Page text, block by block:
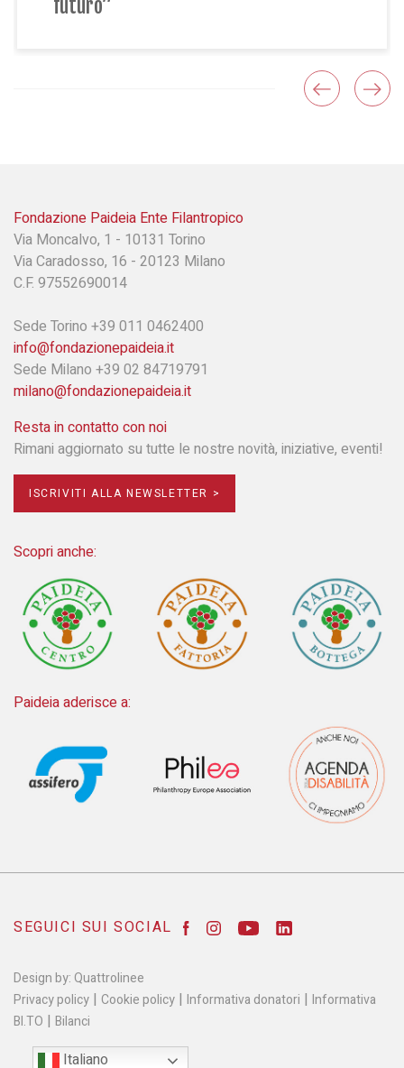
Fondazione Paideia Ente Filantropico
Via Moncalvo, 1 - 10131 Torino
Via Caradosso, 16 - 20123 Milano
C.F. 97552690014
Sede Torino +39 011 0462400
info@fondazionepaideia.it
Sede Milano +39 02 84719791
milano@fondazionepaideia.it
Resta in contatto con noi
Rimani aggiornato su tutte le nostre novità, iniziative, eventi!
ISCRIVITI ALLA NEWSLETTER >
Scopri anche:
Paideia aderisce a:
SEGUICI SUI SOCIAL
Design by: Quattrolinee
Privacy policy | Cookie policy | Informativa donatori | Informativa
BI.TO | Bilanci
Italiano